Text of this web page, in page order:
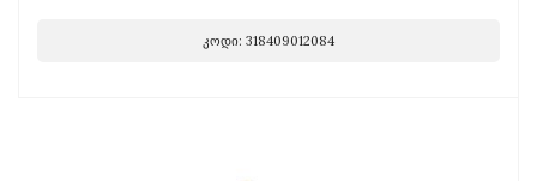
კოდი: 318409012084